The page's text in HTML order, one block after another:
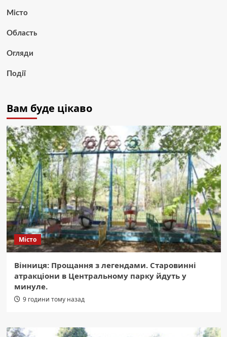
Місто
Область
Огляди
Події
Вам буде цікаво
Місто
Вінниця: Прощання з легендами. Старовинні
атракціони в Центральному парку йдуть у
минуле.
9 години тому назад